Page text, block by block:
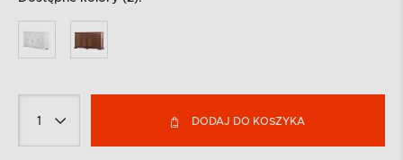
DODAJ DO KOSZYKA